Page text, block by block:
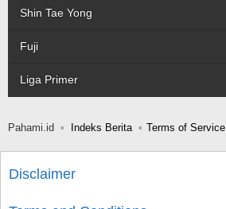
Shin Tae Yong
Fuji
Liga Primer
Pahami.id Indeks Berita Terms of Service
Disclaimer